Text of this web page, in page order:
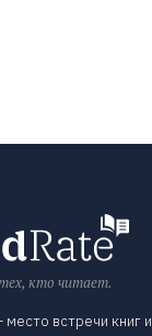
кто читает.
место встречи книг и